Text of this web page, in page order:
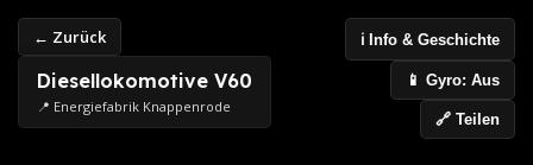
← Zurück
Diesellokomotive V60
📍 Energiefabrik Knappenrode
ℹ️ Info & Geschichte
📱 Gyro: Aus
🔗 Teilen